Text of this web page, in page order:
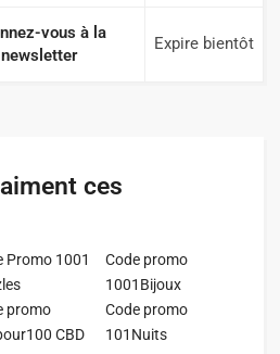
vous à la
newsletter
Expire bientôt
ces
Promo 1001
Code promo
1001Bijoux
promo
CBD
Code promo
101Nuits